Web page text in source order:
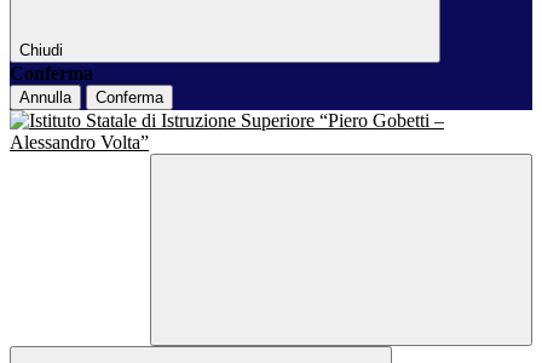
Chiudi
Conferma
Annulla Conferma